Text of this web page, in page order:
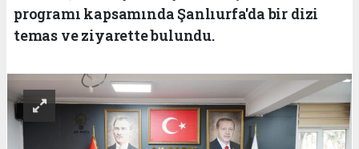
programı kapsamında Şanlıurfa'da bir dizi
temas ve ziyarette bulundu.